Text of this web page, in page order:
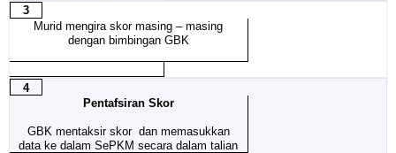
3
Murid mengira skor masing – masing
dengan bimbingan GBK
4
Pentafsiran Skor
GBK mentaksir skor dan memasukkan
data ke dalam SePKM secara dalam talian